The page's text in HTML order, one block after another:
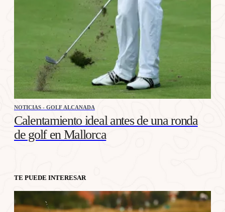
NOTICIAS - GOLF ALCANADA
Calentamiento ideal antes de una ronda
de golf en Mallorca
TE PUEDE INTERESAR